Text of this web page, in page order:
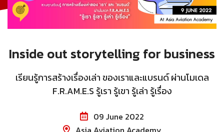
Inside out storytelling for business
เรียนรู้การสร้างเรื่องเล่า ของเราและแบรนด์ ผ่านโมเดล
F.R.AM.E.S รู้เรา รู้เขา รู้เล่า รู้เรื่อง
09 June 2022